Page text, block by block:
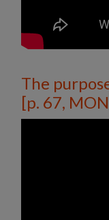
The
[p. 67,